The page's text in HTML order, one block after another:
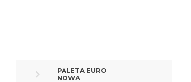
PALETA EURO
NOWA